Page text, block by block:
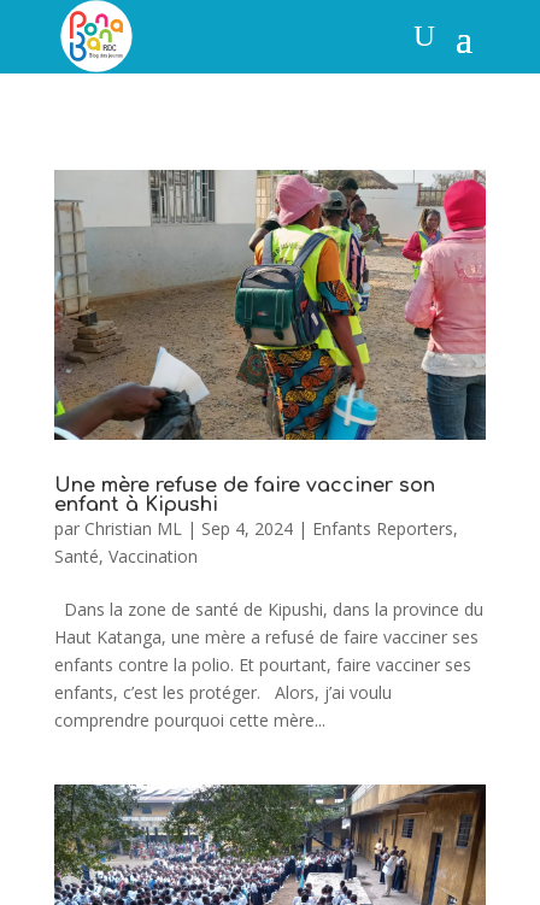
Une mère refuse de faire vacciner son
enfant à Kipushi
par Christian ML | Sep 4, 2024| Enfants Reporters,
Santé, Vaccination
Dans la zone de santé de Kipushi, dans la province du
Haut Katanga, une mère a refusé de faire vacciner ses
enfants contre la polio. Et pourtant, faire vacciner ses
enfants, c’est les protéger. Alors, j’ai voulu
comprendre pourquoi cette mère...